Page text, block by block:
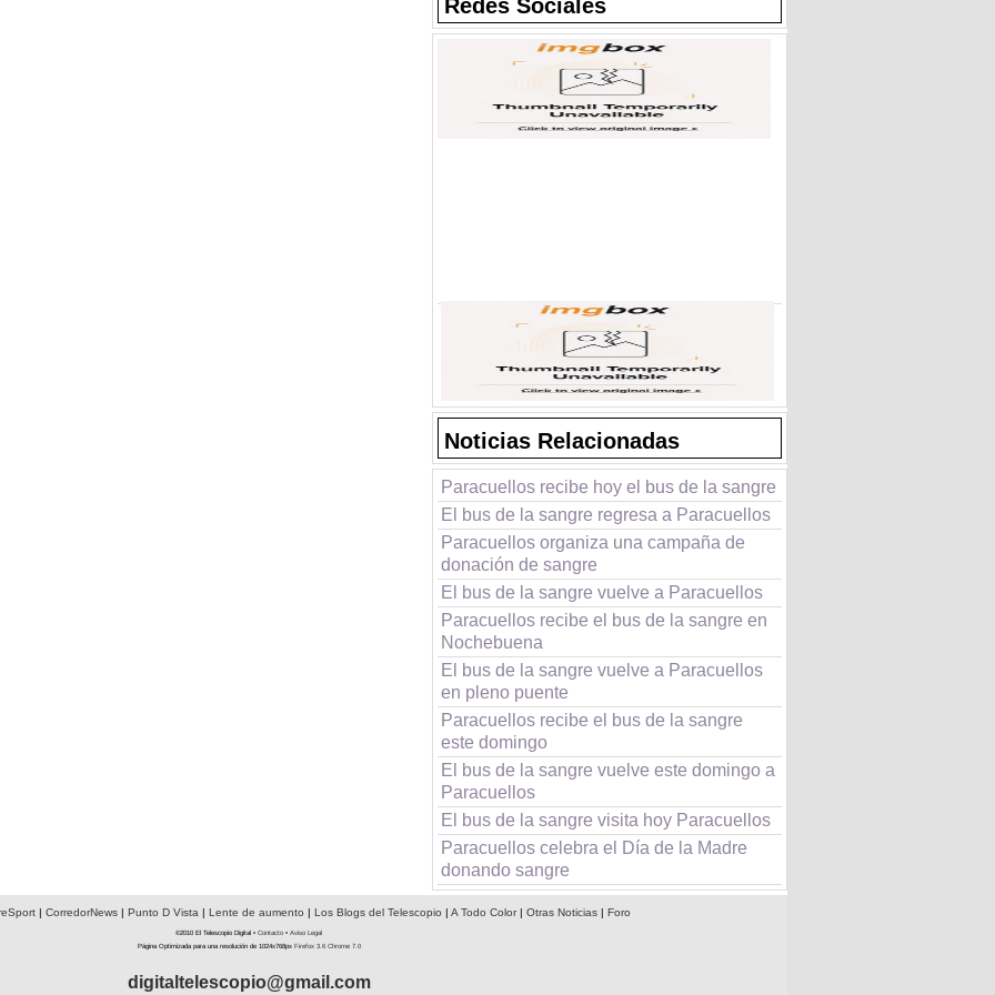
Redes Sociales
Noticias Relacionadas
Paracuellos recibe hoy el bus de la sangre
El bus de la sangre regresa a Paracuellos
Paracuellos organiza una campaña de
donación de sangre
El bus de la sangre vuelve a Paracuellos
Paracuellos recibe el bus de la sangre en
Nochebuena
El bus de la sangre vuelve a Paracuellos
en pleno puente
Paracuellos recibe el bus de la sangre
este domingo
El bus de la sangre vuelve este domingo a
Paracuellos
El bus de la sangre visita hoy Paracuellos
Paracuellos celebra el Día de la Madre
donando sangre
| CorredorNews| Punto D Vista | Lente de aumento | Los Blogs del Telescopio | A Todo Color| Otras Noticias| Foro
©2010 El Telescopio Digital • Contacto • Aviso Legal
Página Optimizada para una resolución de 1024x768px Firefox 3.6 Chrome 7.0
digitaltelescopio@gmail.com